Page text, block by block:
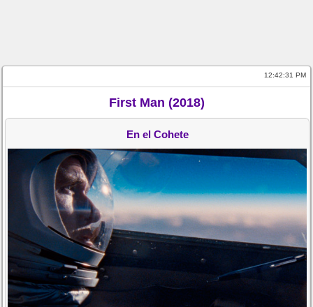
12:42:31 PM
First Man (2018)
En el Cohete